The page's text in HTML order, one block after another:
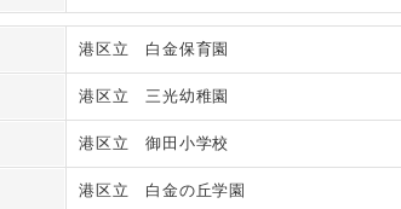
港区立 白金保育園
港区立 三光幼稚園
港区立 御田小学校
港区立 白金の丘学園